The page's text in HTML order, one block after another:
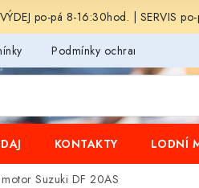
po-pá 8-16:30hod. | SERVIS
Podmínky ochrany osobních
KONTAKTY LODNÍ
Suzuki DF 20AS